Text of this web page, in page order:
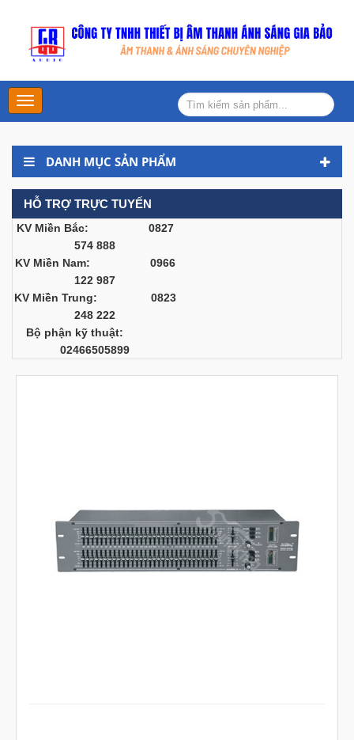
Main
Menu
DANH MỤC SẢN PHẨM
HỖ TRỢ TRỰC TUYẾN
KV Miền Bắc: 0827
574 888
KV Miền Nam: 0966
122 987
KV Miền Trung: 0823
248 222
Bộ phận kỹ thuật:
02466505899